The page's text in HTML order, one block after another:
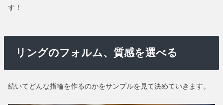
す！
リングのフォルム、質感を選べる
続いてどんな指輪を作るのかをサンプルを見て決めていきます。